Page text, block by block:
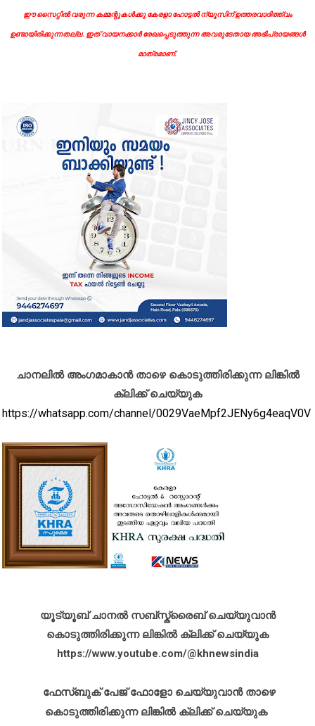
ഈ സൈറ്റിൽ വരുന്ന കമ്മന്റുകൾക്കു കേരളാ ഹോട്ടൽ ന്യൂസിന് ഉത്തരവാദിത്ത്വം
ഉണ്ടായിരിക്കുന്നതല്ല. ഇത് വായനക്കാർ രേഖപ്പെടുത്തുന്ന അവരുടേതായ അഭിപ്രായങ്ങൾ
മാത്രമാണ്.
ചാനലിൽ അംഗമാകാൻ താഴെ കൊടുത്തിരിക്കുന്ന ലിങ്കിൽ
ക്ലിക്ക് ചെയ്യുക
https://whatsapp.com/channel/0029VaeMpf2JENy6g4eaqV0V
യൂട്യൂബ് ചാനൽ സബ്സ്ക്രൈബ് ചെയ്യുവാൻ
കൊടുത്തിരിക്കുന്ന ലിങ്കിൽ ക്ലിക്ക് ചെയ്യുക
https://www.youtube.com/@khnewsindia
ഫേസ്ബുക് പേജ് ഫോളോ ചെയ്യുവാൻ താഴെ
കൊടുത്തിരിക്കുന്ന ലിങ്കിൽ ക്ലിക്ക് ചെയ്യുക